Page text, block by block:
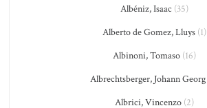
Albéniz, Isaac (35)
Alberto de Gomez, Lluys(1)
Albinoni, Tomaso(16)
Albrechtsberger, Johann Georg
Albrici, Vincenzo(2)